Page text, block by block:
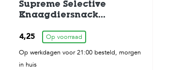
Supreme Selective
Knaagdiersnack
4,25
Op voorraad
Op werkdagen voor 21:00 besteld, morgen
in huis